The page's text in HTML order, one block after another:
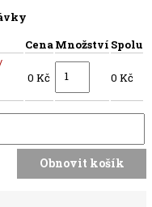
CenaMnožství Spolu
0 Kč 0 Kč